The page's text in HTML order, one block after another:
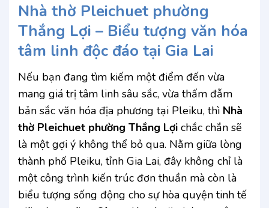
Nhà thờ Pleichuet phường
Thắng Lợi – Biểu tượng văn hóa
tâm linh độc đáo tại Gia Lai
Nếu bạn đang tìm kiếm một điểm đến vừa
mang giá trị tâm linh sâu sắc, vừa thấm đẫm
bản sắc văn hóa địa phương tại Pleiku, thì Nhà
thờ Pleichuet phường Thắng Lợi chắc chắn sẽ
là một gợi ý không thể bỏ qua. Nằm giữa lòng
thành phố Pleiku, tỉnh Gia Lai, đây không chỉ là
một công trình kiến trúc đơn thuần mà còn là
biểu tượng sống động cho sự hòa quyện tinh tế